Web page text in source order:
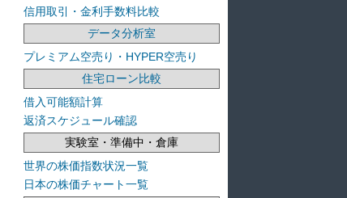
信用取引・金利手数料比較
データ分析室
プレミアム空売り・HYPER空売り
住宅ローン比較
借入可能額計算
返済スケジュール確認
実験室・準備中・倉庫
世界の株価指数状況一覧
日本の株価チャート一覧